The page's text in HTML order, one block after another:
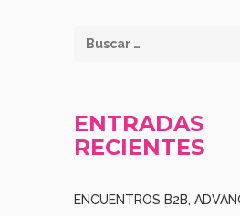
ENTRADAS
RECIENTES
ENCUENTROS B2B,